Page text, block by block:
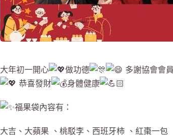
大年初一開心 做功德
多謝協會會
恭喜發財
身體健康
福果袋內容有：
大吉、大蘋果 、桃駁李、西班牙柿 、紅棗一包